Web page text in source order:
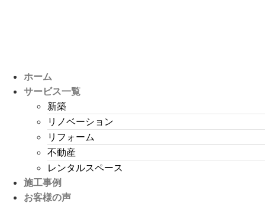
ホーム
サービス一覧
新築
リノベーション
リフォーム
不動産
レンタルスペース
施工事例
お客様の声